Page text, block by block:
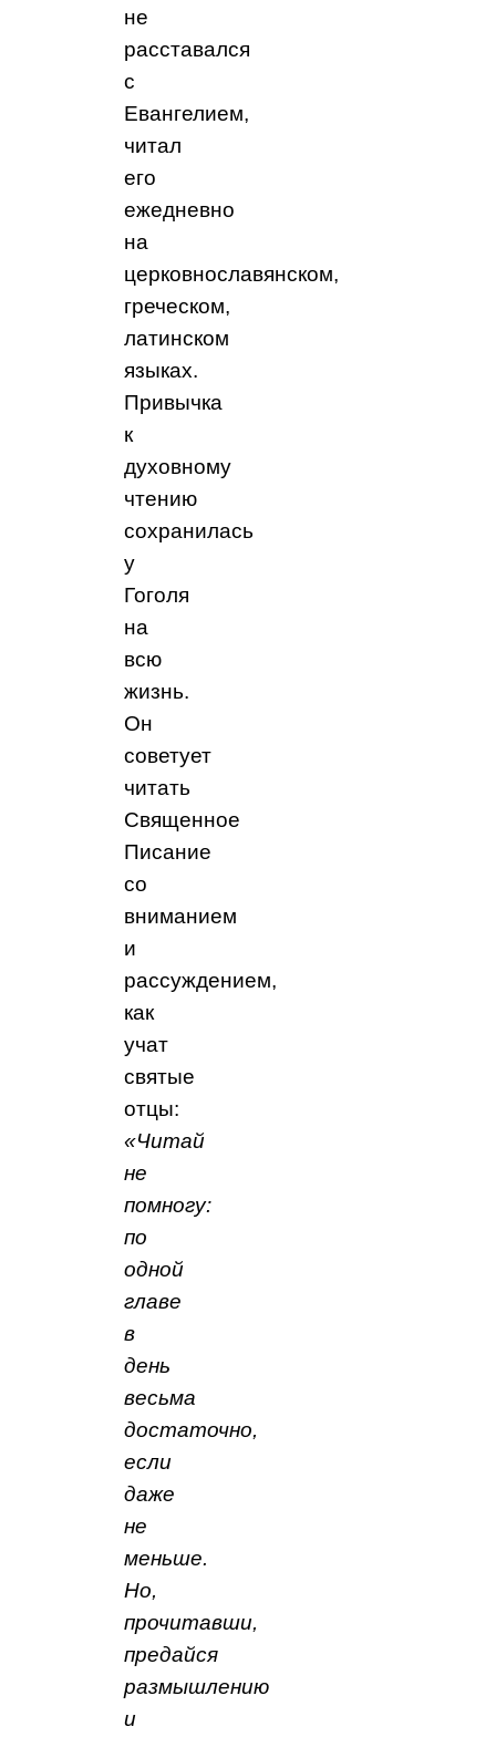
не
расставался
с
Евангелием,
читал
его
ежедневно
на
церковнославянском,
греческом,
латинском
языках.
Привычка
к
духовному
чтению
сохранилась
у
Гоголя
на
всю
жизнь.
Он
советует
читать
Священное
Писание
со
вниманием
и
рассуждением,
как
учат
святые
отцы:
«Читай
не
помногу:
по
одной
главе
в
день
весьма
достаточно,
если
даже
не
меньше.
Но,
прочитавши,
предайся
размышлению
и